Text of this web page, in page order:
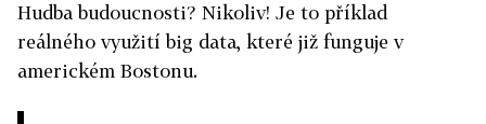
Hudba budoucnosti? Nikoliv! Je to příklad
reálného využití big data, které již funguje v
americkém Bostonu.